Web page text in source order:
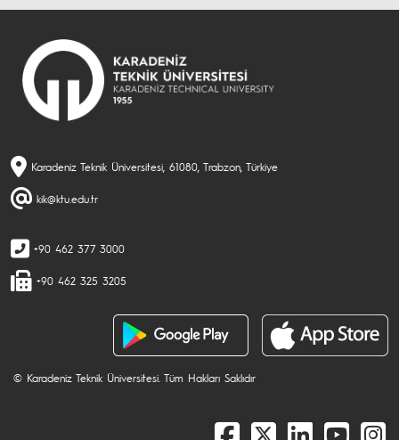
Karadeniz Teknik Üniversitesi, 61080, Trabzon, Türkiye
kik@ktu.edu.tr
+90 462 377 3000
+90 462 325 3205
© Karadeniz Teknik Üniversitesi. Tüm Hakları Saklıdır